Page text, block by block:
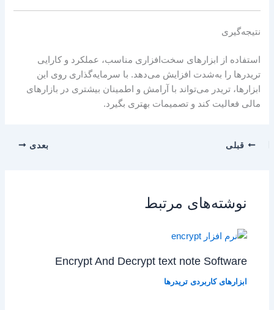
نتیجه‌گیری
استفاده از ابزارهای سخت‌افزاری مناسب، عملکرد و کارایی
تریدرها را به‌شدت افزایش می‌دهد. با سرمایه‌گذاری روی این
ابزارها، تریدر می‌تواند با آرامش و اطمینان بیشتری در بازارهای
مالی فعالیت کند و تصمیمات بهتری بگیرد.
قبلی بعدی
نوشته‌های مرتبط
Encrypt And Decrypt text note Software
ابزارهای کاربردی تریدرها